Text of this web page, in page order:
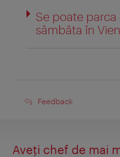
Se poate
sâmbăta în
Feedback
Feedback
Aveţi chef de mai